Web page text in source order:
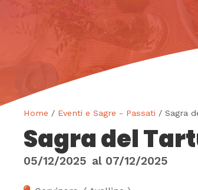
Home / Eventi e Sagre - Passati / Sagra
Sagra del
05/12/2025 al 07/12/2025